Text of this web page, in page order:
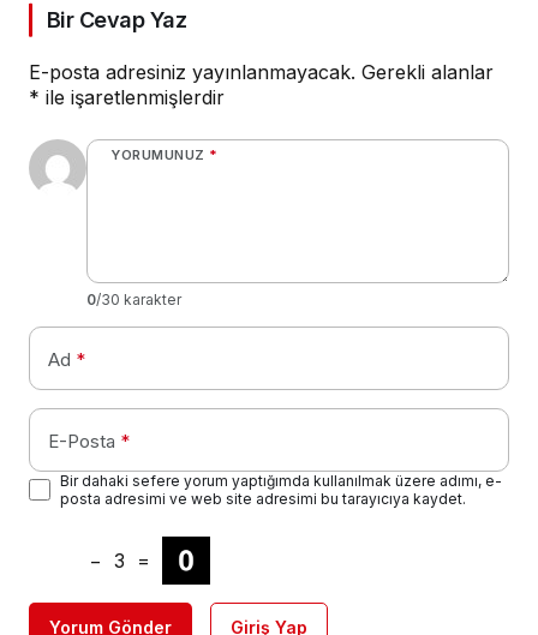
Hakkın rahmetine
kavuşmuştur.
Bir Cevap Yaz
E-posta adresiniz yayınlanmayacak. Gerekli alanlar
* ile işaretlenmişlerdir
YORUMUNUZ *
0/30 karakter
Ad *
E-Posta *
Bir dahaki sefere yorum yaptığımda kullanılmak üzere adımı, e-
posta adresimi ve web site adresimi bu tarayıcıya kaydet.
− 3 =
Yorum Gönder Giriş Yap